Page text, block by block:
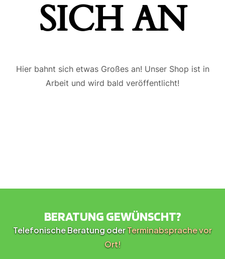
ICH AN
Hier bahnt sich etwas Großes an! Unser Shop ist in
Arbeit und wird bald veröffentlicht!
BERATUNG GEWÜNSCHT?
Telefonische Beratung oderTerminabsprache vor
Ort!